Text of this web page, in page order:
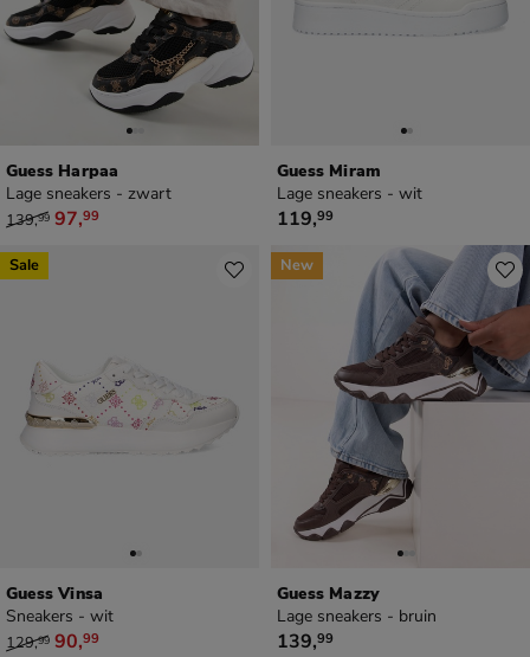
Guess Harpaa
Lage sneakers - zwart
van € 139,99 voor € 97,99
139,99 97,99
Guess Miram
Lage sneakers - wit
€ 119,99
119,99
Guess Vinsa
Sneakers - wit
van € 129,99 voor € 90,99
129,99 90,99
Sale
Guess Mazzy
Lage sneakers - bruin
€ 139,99
139,99
New